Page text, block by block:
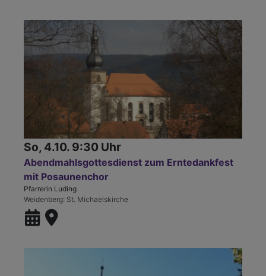
So, 4.10. 9:30 Uhr
Abendmahlsgottesdienst zum Erntedankfest
mit Posaunenchor
Pfarrerin Luding
Weidenberg St. Michaelskirche